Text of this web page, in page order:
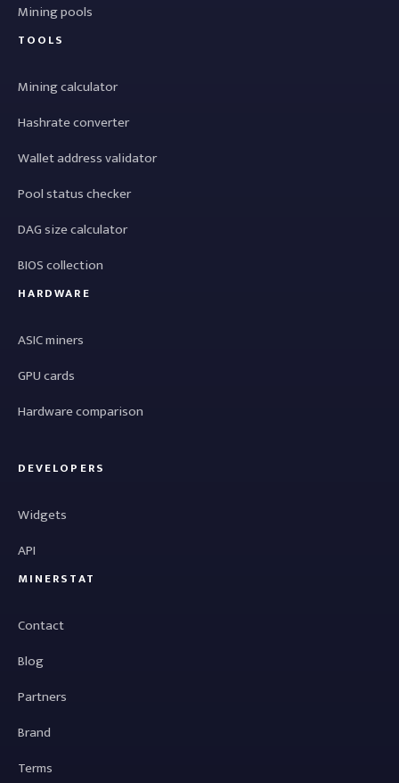
Mining pools
TOOLS
Mining calculator
Hashrate converter
Wallet address validator
Pool status checker
DAG size calculator
BIOS collection
HARDWARE
ASIC miners
GPU cards
Hardware comparison
DEVELOPERS
Widgets
API
MINERSTAT
Contact
Blog
Partners
Brand
Terms